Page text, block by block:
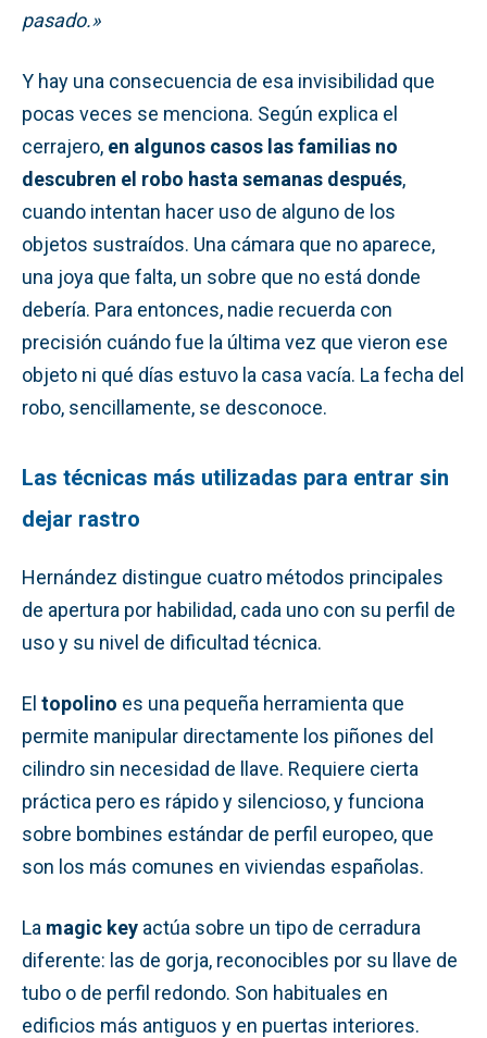
pasado.»
Y hay una consecuencia de esa invisibilidad que
pocas veces se menciona. Según explica el
cerrajero, en algunos casos las familias no
descubren el robo hasta semanas después,
cuando intentan hacer uso de alguno de los
objetos sustraídos. Una cámara que no aparece,
una joya que falta, un sobre que no está donde
debería. Para entonces, nadie recuerda con
precisión cuándo fue la última vez que vieron ese
objeto ni qué días estuvo la casa vacía. La fecha del
robo, sencillamente, se desconoce.
Las técnicas más utilizadas para entrar sin
dejar rastro
Hernández distingue cuatro métodos principales
de apertura por habilidad, cada uno con su perfil de
uso y su nivel de dificultad técnica.
El topolino es una pequeña herramienta que
permite manipular directamente los piñones del
cilindro sin necesidad de llave. Requiere cierta
práctica pero es rápido y silencioso, y funciona
sobre bombines estándar de perfil europeo, que
son los más comunes en viviendas españolas.
La magic key actúa sobre un tipo de cerradura
diferente: las de gorja, reconocibles por su llave de
tubo o de perfil redondo. Son habituales en
edificios más antiguos y en puertas interiores.